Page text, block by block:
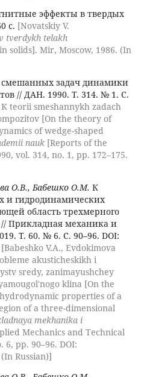
эффекты в твердых
с. [Novatskiy V.
tverdykh telakh
solids]. Mir, Moscow, 1986. (In
задач динамики
// ДАН. 1990. Т. 314. № 1. С.
teorii smeshannykh zadach
[On the theory of
of wedge-shaped
nauk[Reports of the
vol. 314, no. 1, pp. 172–175.
О.В., Бабешко О.М. К
и гидродинамических
область трехмерного
Прикладная механика и
Т. 60. № 6. С. 90–96. DOI:
[Babeshko V.A., Evdokimova
akusticheskikh i
sredy, zanimayushchey
klina [On the
properties of a
of a three-dimensional
mekhanika i
Mechanics and Technical
6, pp. 90–96. DOI:
Russian)]